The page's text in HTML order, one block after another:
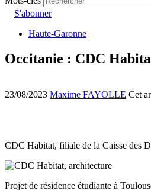
S'abonner
Haute-Garonne
Occitanie : CDC
23/08/2023 Maxime FAYOLLE Cet
CDC Habitat, filiale de la Caisse des
Projet de résidence étudiante à